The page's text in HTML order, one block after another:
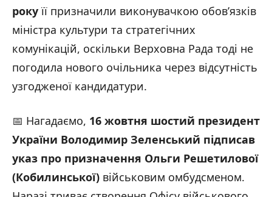
року її призначили виконувачкою обов’язків
міністра культури та стратегічних
комунікацій, оскільки Верховна Рада тоді не
погодила нового очільника через відсутність
узгодженої кандидатури.
📅 Нагадаємо, 16 жовтня шостий президент
України Володимир Зеленський підписав
указ про призначення Ольги Решетилової
(Кобилинської) військовим омбудсменом.